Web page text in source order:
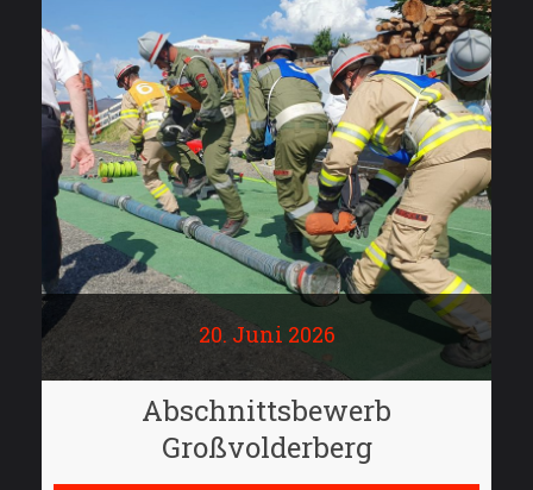
20. Juni 2026
Abschnittsbewerb
Großvolderberg